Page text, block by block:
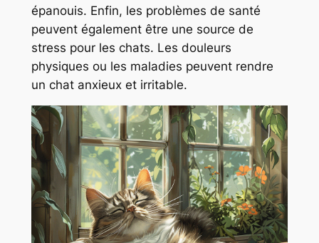
épanouis. Enfin, les problèmes de santé
peuvent également être une source de
stress pour les chats. Les douleurs
physiques ou les maladies peuvent rendre
un chat anxieux et irritable.